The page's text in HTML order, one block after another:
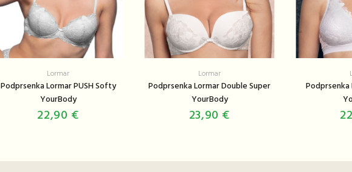
Lormar
Podprsenka Lormar PUSH Softy
YourBody
22,90 €
Lormar
Podprsenka Lormar Double Super
YourBody
23,90 €